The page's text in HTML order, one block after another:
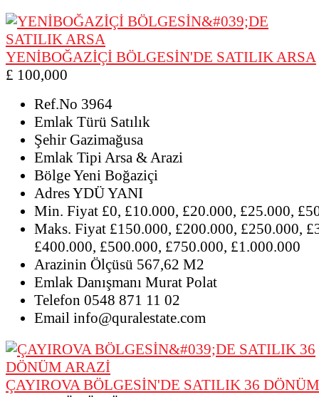
YENİBOĞAZİÇİ BÖLGESİN'DE SATILIK ARSA
£ 100,000
Ref.No 3964
Emlak Türü Satılık
Şehir Gazimağusa
Emlak TipiArsa & Arazi
BölgeYeni Boğaziçi
AdresYDÜ YANI
Min. Fiyat £0, £10.000, £20.000, £25.000,
Maks. Fiyat £150.000, £200.000, £250.000,
£400.000, £500.000, £750.000, £1.000.000
Arazinin Ölçüsü 567,62 M2
Emlak Danışmanı Murat Polat
Telefon 0548 871 11 02
Email info@quralestate.com
ÇAYIROVA BÖLGESİN'DE SATILIK 36